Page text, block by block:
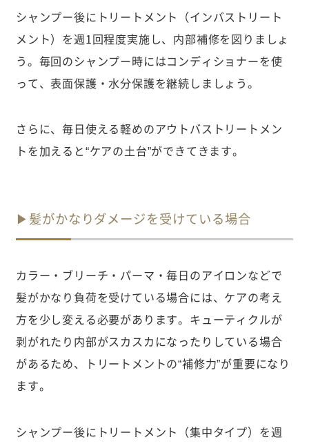
シャンプー後にトリートメント（インバストリート
メント）を週1回程度実施し、内部補修を図りましょ
う。毎回のシャンプー時にはコンディショナーを使
って、表面保護・水分保護を継続しましょう。
さらに、毎日使える軽めのアウトバストリートメン
トを加えると“ケアの土台”ができてきます。
▶髪がかなりダメージを受けている場合
カラー・ブリーチ・パーマ・毎日のアイロンなどで
髪がかなり負荷を受けている場合には、ケアの考え
方を少し変える必要があります。キューティクルが
剥がれたり内部がスカスカになったりしている場合
があるため、トリートメントの“補修力”が重要になり
ます。
シャンプー後にトリートメント（集中タイプ）を週